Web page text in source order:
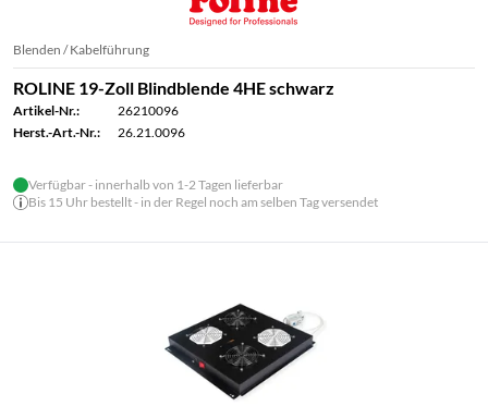
Blenden / Kabelführung
ROLINE 19-Zoll Blindblende 4HE schwarz
Artikel-Nr.:
26210096
Herst.-Art.-Nr.:
26.21.0096
Verfügbar - innerhalb von 1-2 Tagen lieferbar
Bis 15 Uhr bestellt - in der Regel noch am selben Tag versendet